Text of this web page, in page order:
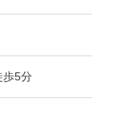
歩5分